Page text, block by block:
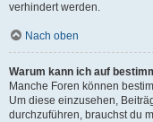
verhindert werden.
Nach oben
Warum kann ich auf
Manche Foren können
Um diese einzusehen,
durchzuführen, brauchst du